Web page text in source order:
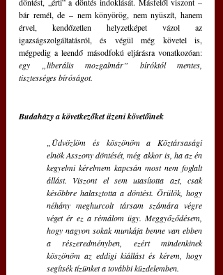
döntést, „érti” a döntés indoklását. Másfelől viszont –
bár remél, de – nem könyörög, nem nyüszít, hanem
érvel, kendőzetlen helyzetképet vázol az
igazságszolgáltatásról, és végül még követel is,
egy „liberális mozgalmár” bíróktól mentes,
tisztességes bíróságot.
Budaházy a következőket üzeni követőinek
„Üdvözlöm és köszönöm a Köztársasági
elnök Asszony döntését, még akkor is, ha az én
kegyelmi kérelmem kapcsán most nem foglalt
állást. Viszont el sem utasította azt, csak
későbbre halasztotta a döntést. Örülök, hogy
néhány meghurcolt társam számára végre
véget ér ez a rémálom ügy. Meggyőződésem,
hogy nagyon sokak munkája benne van ebben
a részeredményben, ezért mindenkinek
köszönöm az eddigi kiállást és kérem, hogy
segítsék tízünket a további küzdelemben.